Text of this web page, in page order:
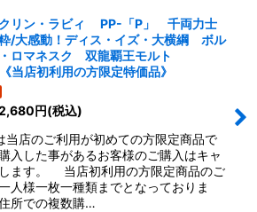
リン・ラビィ PP-「P」 千両力士
/大感動！ディス・イズ・大横綱 ボル
ロマネスク 双龍覇王モルト
当店初利用の方限定特価品》
円(税込)
当店のご利用が初めての方限定商品で
入した事があるお客様のご購入はキャ
ます。 当店初利用の方限定商品のご
人様一枚一種類までとなっておりま
所での複数購…